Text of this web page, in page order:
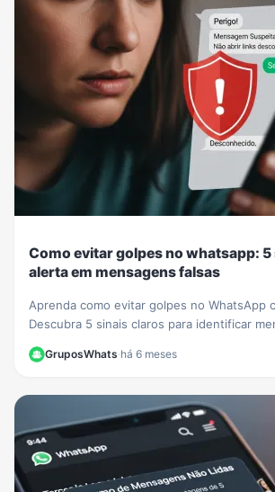
Como evitar golpes no whatsapp: 5
alerta em mensagens falsas
Aprenda como evitar golpes no WhatsApp
Descubra 5 sinais claros para identificar
GruposWhats·há 6 meses